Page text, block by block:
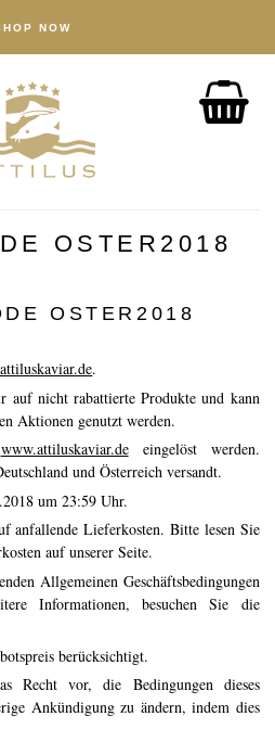
Vis
methode
producten
van kaviaar
Proefgids
graderen
Certificering
RECEPTEN
OSTER2018
OSTER2018
.
auf nicht rabattierte Produkte und kann
Aktionen genutzt werden.
www.attiluskaviar.deeingelöst werden.
und Österreich versandt.
um 23:59 Uhr.
anfallende Lieferkosten. Bitte lesen Sie
auf unserer Seite.
Allgemeinen Geschäftsbedingungen
Informationen, besuchen Siedie
berücksichtigt.
Recht vor, die Bedingungen dieses
Ankündigung zu ändern, indem dies
NOW